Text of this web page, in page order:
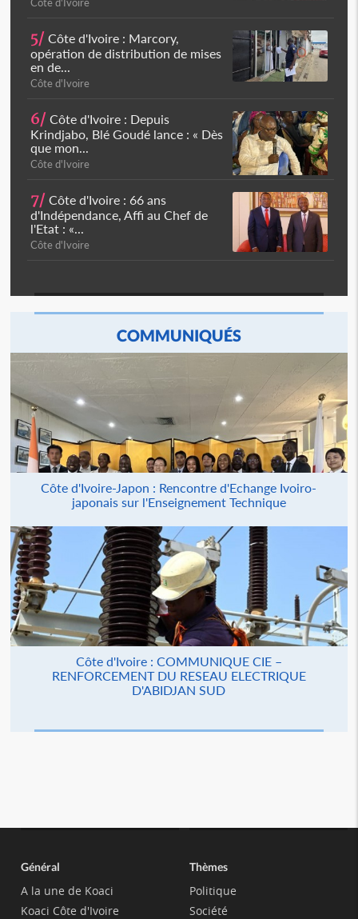
5/ Côte d'Ivoire : Marcory,
opération de distribution de mises
en de...
Côte d'Ivoire
6/ Côte d'Ivoire : Depuis
Krindjabo, Blé Goudé lance : « Dès
que mon...
Côte d'Ivoire
7/ Côte d'Ivoire : 66 ans
d'Indépendance, Affi au Chef de
l'Etat : «...
Côte d'Ivoire
COMMUNIQUÉS
Côte d'Ivoire-Japon : Rencontre d'Echange Ivoiro-
japonais sur l'Enseignement Technique
Côte d'Ivoire : COMMUNIQUE CIE –
RENFORCEMENT DU RESEAU ELECTRIQUE
D'ABIDJAN SUD
Général
A la une de Koaci
Koaci Côte d'Ivoire
Thèmes
Politique
Société